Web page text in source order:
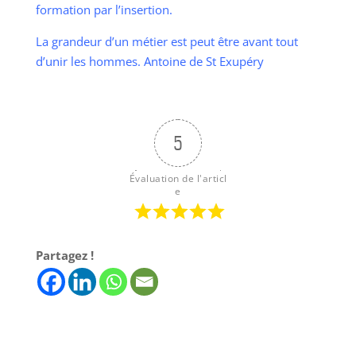
formation par l’insertion.
La grandeur d’un métier est peut être avant tout
d’unir les hommes. Antoine de St Exupéry
5
Évaluation de l'articl
e
Partagez !